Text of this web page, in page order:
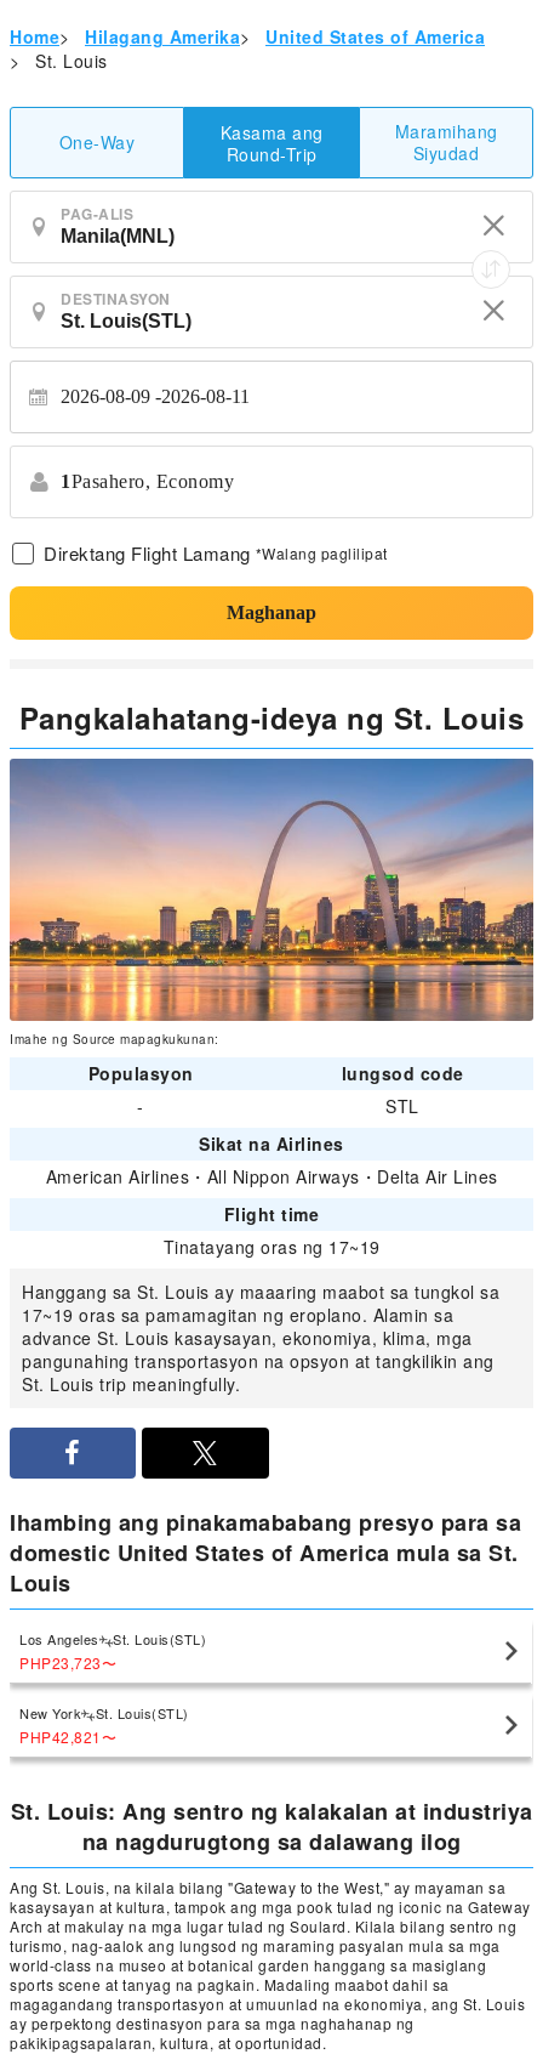
Home> Hilagang Amerika>
United States of America
>
St. Louis
One-Way
Kasama ang
Round-Trip
Maramihang
Siyudad
PAG-ALIS
DESTINASYON
2026-08-09 2026-08-11
1Pasahero, Economy
Direktang Flight Lamang *Walang paglilipat
Maghanap
Pangkalahatang-ideya ng St. Louis
Imahe ng Source mapagkukunan:
Populasyon
lungsod code
-
STL
Sikat na Airlines
American Airlines ・ All Nippon Airways ・ Delta Air Lines
Flight time
Tinatayang oras ng 17~19
Hanggang sa St. Louis ay maaaring maabot sa tungkol sa
17~19 oras sa pamamagitan ng eroplano. Alamin sa
advance St. Louis kasaysayan, ekonomiya, klima, mga
pangunahing transportasyon na opsyon at tangkilikin ang
St. Louis trip meaningfully.
Ihambing ang pinakamababang presyo para sa
domestic United States of America mula sa St.
Louis
Los Angeles St. Louis(STL)
PHP23,723〜
New York St. Louis(STL)
PHP42,821〜
St. Louis: Ang sentro ng kalakalan at industriya
na nagdurugtong sa dalawang ilog
Ang St. Louis, na kilala bilang "Gateway to the West," ay mayaman sa
kasaysayan at kultura, tampok ang mga pook tulad ng iconic na Gateway
Arch at makulay na mga lugar tulad ng Soulard. Kilala bilang sentro ng
turismo, nag-aalok ang lungsod ng maraming pasyalan mula sa mga
world-class na museo at botanical garden hanggang sa masiglang
sports scene at tanyag na pagkain. Madaling maabot dahil sa
magagandang transportasyon at umuunlad na ekonomiya, ang St. Louis
ay perpektong destinasyon para sa mga naghahanap ng
pakikipagsapalaran, kultura, at oportunidad.